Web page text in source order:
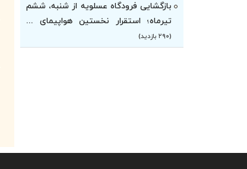
بازگشایی فرودگاه عسلویه از شنبه، ششم
تیرماه؛ استقرار نخستین هواپیمای ...
(۲۹۰ بازدید)